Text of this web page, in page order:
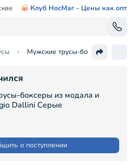
Клуб НосМаг - Цены как опт
Мужские трусы-боксеры из
боксеры из модала и
Dallini Серые
о поступлении